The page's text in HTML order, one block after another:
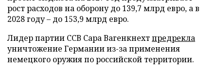
рост расходов на оборону до 139,7 млрд евро, а в
2028 году – до 153,9 млрд евро.
Лидер партии ССВ Сара Вагенкнехтпредрекла
уничтожение Германии из-за применения
немецкого оружия по российской территории.